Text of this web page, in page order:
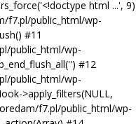
html ...', 9)
f7.pl/public_html/wp-
#11
public_html/wp-
#12
public_html/wp-
>apply_filters(NULL,
f7.pl/public_html/wp-